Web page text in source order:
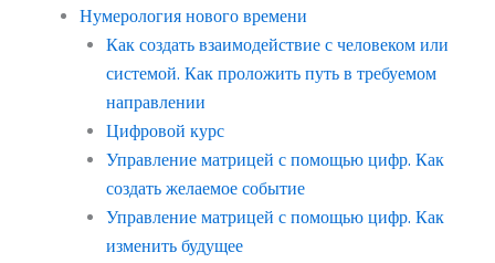
Нумерология нового времени
Как создать взаимодействие с человеком или
системой. Как проложить путь в требуемом
направлении
Цифровой курс
Управление матрицей с помощью цифр. Как
создать желаемое событие
Управление матрицей с помощью цифр. Как
изменить будущее